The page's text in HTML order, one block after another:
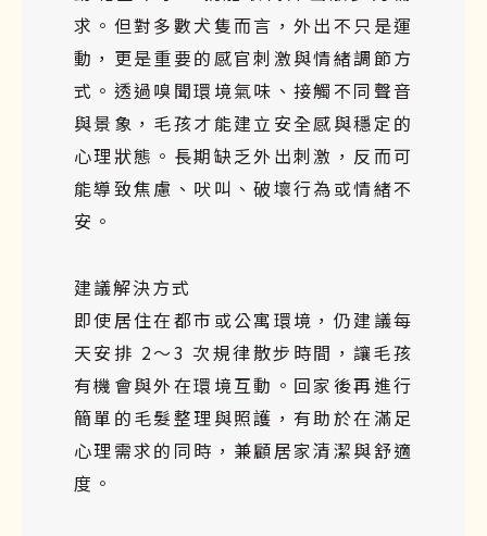
求。但對多數犬隻而言，外出不只是運
動，更是重要的感官刺激與情緒調節方
式。透過嗅聞環境氣味、接觸不同聲音
與景象，毛孩才能建立安全感與穩定的
心理狀態。長期缺乏外出刺激，反而可
能導致焦慮、吠叫、破壞行為或情緒不
安。
建議解決方式
即使居住在都市或公寓環境，仍建議每
天安排 2～3 次規律散步時間，讓毛孩
有機會與外在環境互動。回家後再進行
簡單的毛髮整理與照護，有助於在滿足
心理需求的同時，兼顧居家清潔與舒適
度。